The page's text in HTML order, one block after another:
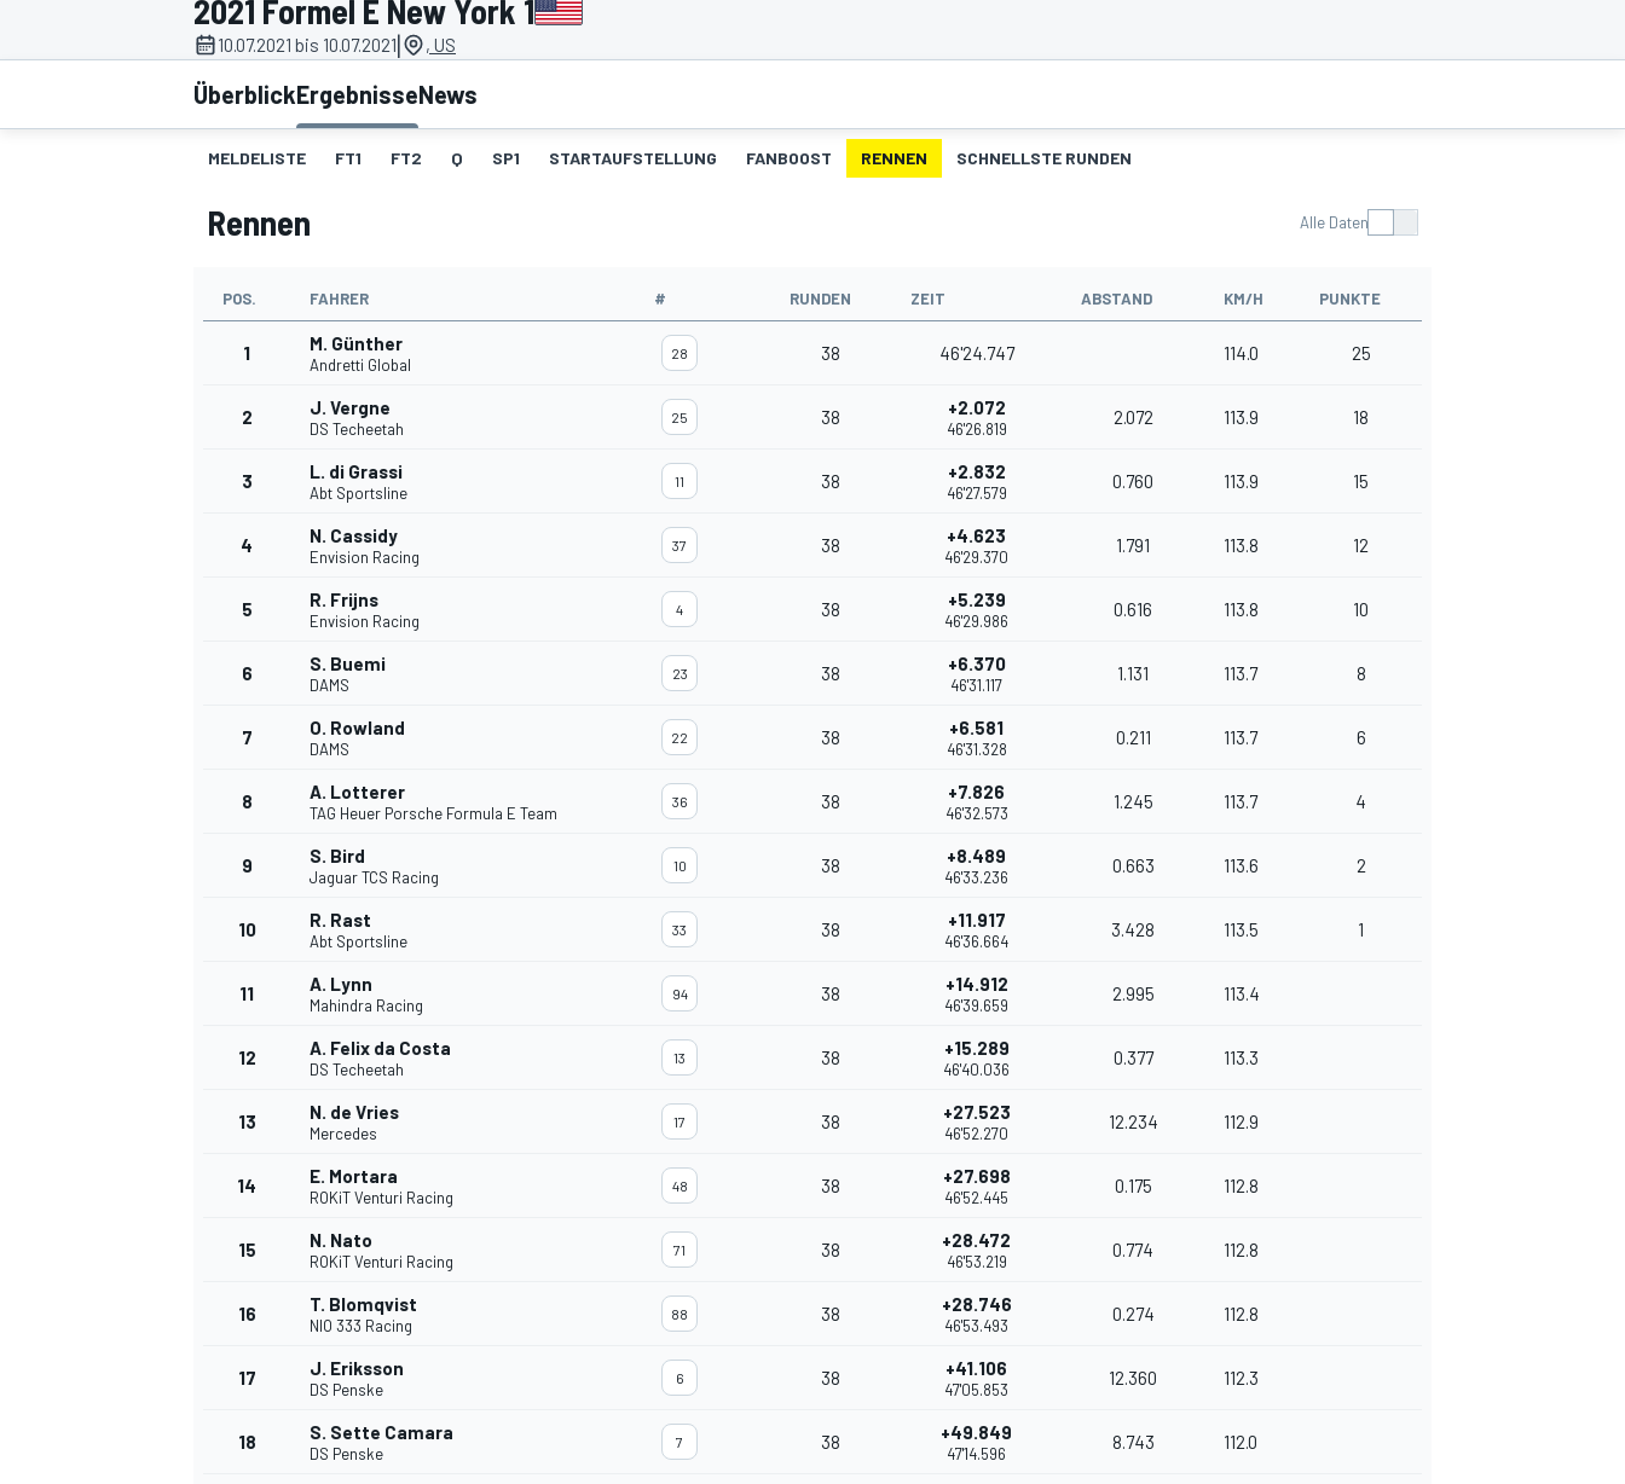
MOTOGP
2021 Formel E New York 1
10.07.2021 bis 10.07.2021| , US
ÜberblickErgebnisseNews
MELDELISTE FT1 FT2 Q SP1 STARTAUFSTELLUNG FANBOOST RENNEN SCHNELLSTE RUNDEN
Rennen Alle Daten
POS. FAHRER # RUNDEN ZEIT ABSTAND KM/H PUNKTE
1 M. Günther
Andretti Global
28 38 46'24.747 114.0 25
2 J. Vergne
DS Techeetah
25 38 +2.072
46'26.819
2.072 113.9 18
3 L. di Grassi
Abt Sportsline
11 38 +2.832
46'27.579
0.760 113.9 15
4 N. Cassidy
Envision Racing
37 38 +4.623
46'29.370
1.791 113.8 12
5 R. Frijns
Envision Racing
4 38 +5.239
46'29.986
0.616 113.8 10
6 S. Buemi
DAMS
23 38 +6.370
46'31.117
1.131 113.7 8
7 O. Rowland
DAMS
22 38 +6.581
46'31.328
0.211 113.7 6
8 A. Lotterer
TAG Heuer Porsche Formula E Team
36 38 +7.826
46'32.573
1.245 113.7 4
9 S. Bird
Jaguar TCS Racing
10 38 +8.489
46'33.236
0.663 113.6 2
10 R. Rast
Abt Sportsline
33 38 +11.917
46'36.664
3.428 113.5 1
11 A. Lynn
Mahindra Racing
94 38 +14.912
46'39.659
2.995 113.4
12 A. Felix da Costa
DS Techeetah
13 38 +15.289
46'40.036
0.377 113.3
13 N. de Vries
Mercedes
17 38 +27.523
46'52.270
12.234 112.9
14 E. Mortara
ROKiT Venturi Racing
48 38 +27.698
46'52.445
0.175 112.8
15 N. Nato
ROKiT Venturi Racing
71 38 +28.472
46'53.219
0.774 112.8
16 T. Blomqvist
NIO 333 Racing
88 38 +28.746
46'53.493
0.274 112.8
17 J. Eriksson
DS Penske
6 38 +41.106
47'05.853
12.360 112.3
18 S. Sette Camara
DS Penske
7 38 +49.849
47'14.596
8.743 112.0